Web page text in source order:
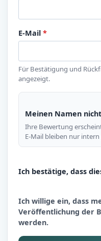
E-Mail*
Für Bestätigung und
angezeigt.
Meinen Namen
Ihre Bewertung
E-Mail bleiben nur
Ich bestätige, dass
Ich willige ein, dass
Veröffentlichung der
werden.